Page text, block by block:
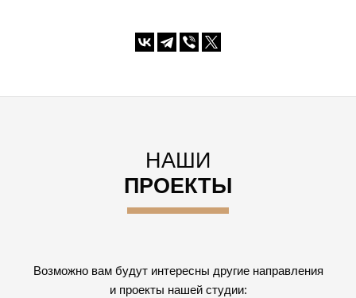
НАШИ
ПРОЕКТЫ
Возможно вам будут интересны другие направления
и проекты нашей студии: